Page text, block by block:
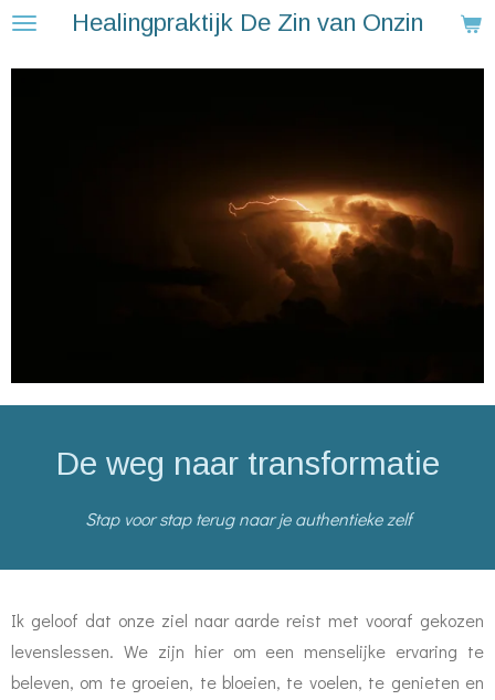
Ga
Healingpraktijk De Zin van Onzin
De weg naar transformatie
Stap voor stap terug naar je authentieke zelf
Ik geloof dat onze ziel naar aarde reist met vooraf gekozen
levenslessen. We zijn hier om een menselijke ervaring te
beleven, om te groeien, te bloeien, te voelen, te genieten en